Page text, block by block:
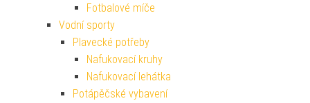
Fotbalové míče
Vodní sporty
Plavecké potřeby
Nafukovací kruhy
Nafukovací lehátka
Potápěčské vybavení